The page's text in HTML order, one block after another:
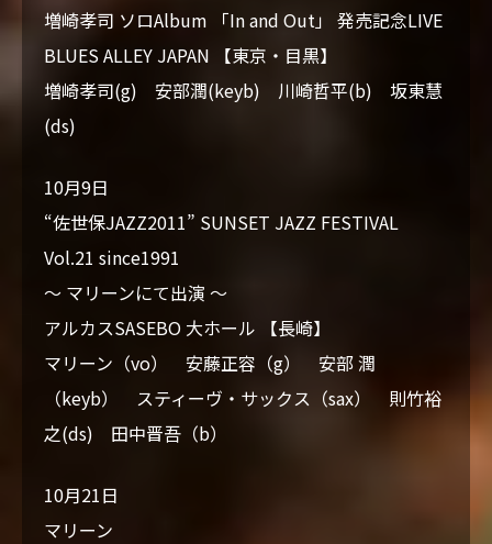
増崎孝司 ソロAlbum 「In and Out」 発売記念LIVE
BLUES ALLEY JAPAN 【東京・目黒】
増崎孝司(g) 安部潤(keyb) 川崎哲平(b) 坂東慧
(ds)
10月9日
“佐世保JAZZ2011” SUNSET JAZZ FESTIVAL
Vol.21 since1991
～ マリーンにて出演 ～
アルカスSASEBO 大ホール 【長崎】
マリーン（vo） 安藤正容（g） 安部 潤
（keyb） スティーヴ・サックス（sax） 則竹裕
之(ds) 田中晋吾（b）
10月21日
マリーン